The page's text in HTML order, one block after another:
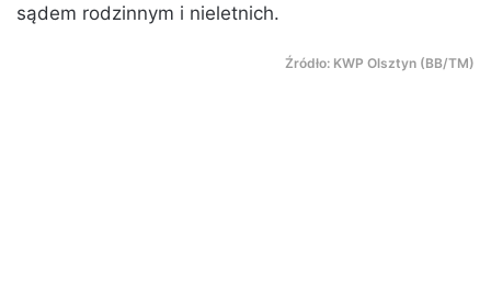
sądem rodzinnym i nieletnich.
Źródło: KWP Olsztyn (BB/TM)